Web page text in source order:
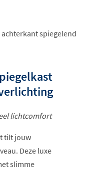
spiegelend
lichtcomfort
tilt jouw
Deze luxe
slimme